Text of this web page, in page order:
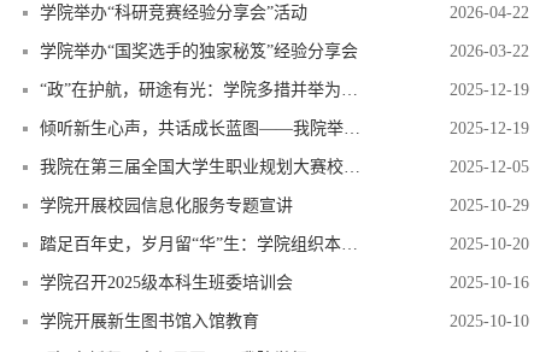
学院举办“科研竞赛经验分享会”活动 2026-04-22
学院举办“国奖选手的独家秘笈”经验分享会 2026-03-22
“政”在护航，研途有光：学院多措并举为考研学子保驾护航 2025-12-19
倾听新生心声，共话成长蓝图——我院举办2025级新生午餐交流会 2025-12-19
我院在第三届全国大学生职业规划大赛校赛中斩获佳绩 2025-12-05
学院开展校园信息化服务专题宣讲 2025-10-29
踏足百年史，岁月留“华”生：学院组织本科新生参观校史馆 2025-10-20
学院召开2025级本科生班委培训会 2025-10-16
学院开展新生图书馆入馆教育 2025-10-10